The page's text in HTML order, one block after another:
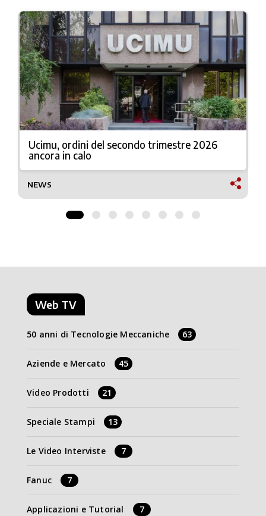
Ucimu, ordini del secondo trimestre 2026
ancora in calo
NEWS
Web TV
50 anni di Tecnologie Meccaniche 63
Aziende e Mercato 45
Video Prodotti 21
Speciale Stampi 13
Le Video Interviste 7
Fanuc 7
Applicazioni e Tutorial 7